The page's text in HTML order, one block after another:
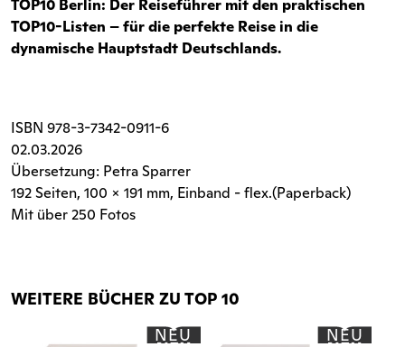
TOP10 Berlin: Der Reiseführer mit den praktischen
TOP10-Listen – für die perfekte Reise in die
dynamische Hauptstadt Deutschlands.
ISBN 978-3-7342-0911-6
02.03.2026
Übersetzung: Petra Sparrer
192 Seiten, 100 x 191 mm, Einband - flex.(Paperback)
Mit über 250 Fotos
WEITERE BÜCHER ZU TOP 10
NEU
NEU